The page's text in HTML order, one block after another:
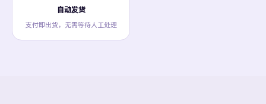
自动发货
支付即出货，无需等待人工处理